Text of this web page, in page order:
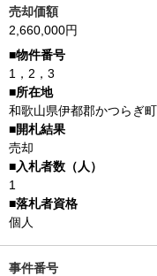
売却価額
2,660,000円
1，2，3
和歌山県伊都郡かつらぎ
売却
1
個人
事件番号